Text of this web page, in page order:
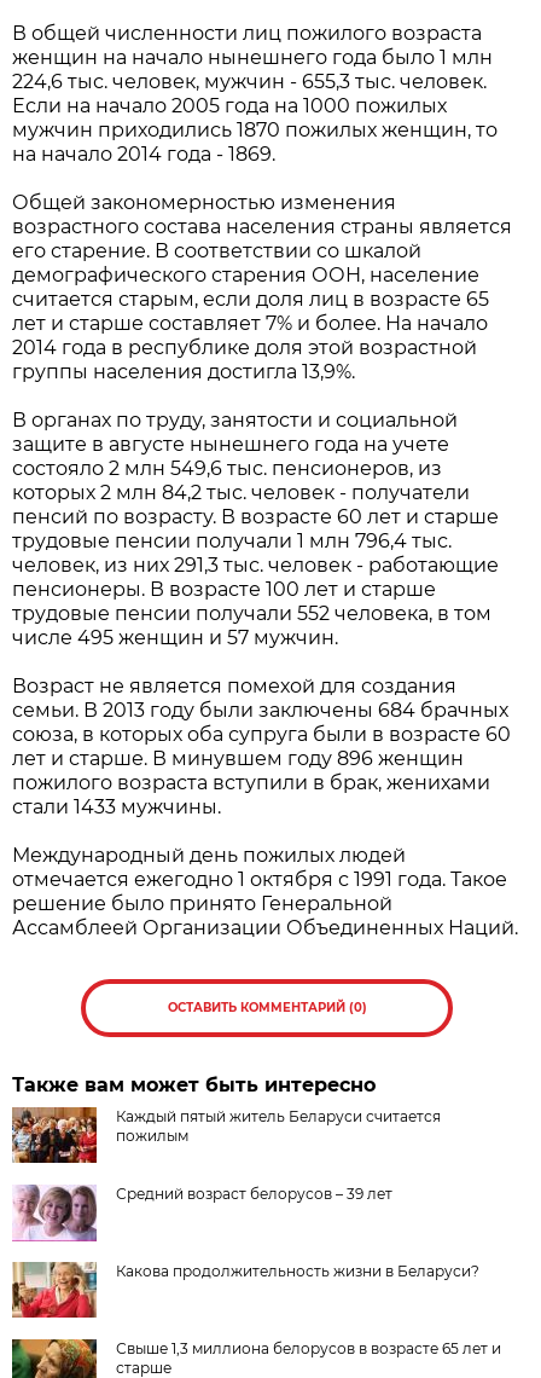
В общей численности лиц пожилого возраста
женщин на начало нынешнего года было 1 млн
224,6 тыс. человек, мужчин - 655,3 тыс. человек.
Если на начало 2005 года на 1000 пожилых
мужчин приходились 1870 пожилых женщин, то
на начало 2014 года - 1869.
Общей закономерностью изменения
возрастного состава населения страны является
его старение. В соответствии со шкалой
демографического старения ООН, население
считается старым, если доля лиц в возрасте 65
лет и старше составляет 7% и более. На начало
2014 года в республике доля этой возрастной
группы населения достигла 13,9%.
В органах по труду, занятости и социальной
защите в августе нынешнего года на учете
состояло 2 млн 549,6 тыс. пенсионеров, из
которых 2 млн 84,2 тыс. человек - получатели
пенсий по возрасту. В возрасте 60 лет и старше
трудовые пенсии получали 1 млн 796,4 тыс.
человек, из них 291,3 тыс. человек - работающие
пенсионеры. В возрасте 100 лет и старше
трудовые пенсии получали 552 человека, в том
числе 495 женщин и 57 мужчин.
Возраст не является помехой для создания
семьи. В 2013 году были заключены 684 брачных
союза, в которых оба супруга были в возрасте 60
лет и старше. В минувшем году 896 женщин
пожилого возраста вступили в брак, женихами
стали 1433 мужчины.
Международный день пожилых людей
отмечается ежегодно 1 октября с 1991 года. Такое
решение было принято Генеральной
Ассамблеей Организации Объединенных Наций.
ОСТАВИТЬ КОММЕНТАРИЙ (0)
Также вам может быть интересно
Каждый пятый житель Беларуси считается
пожилым
Средний возраст белорусов – 39 лет
Какова продолжительность жизни в Беларуси?
Свыше 1,3 миллиона белорусов в возрасте 65 лет и
старше